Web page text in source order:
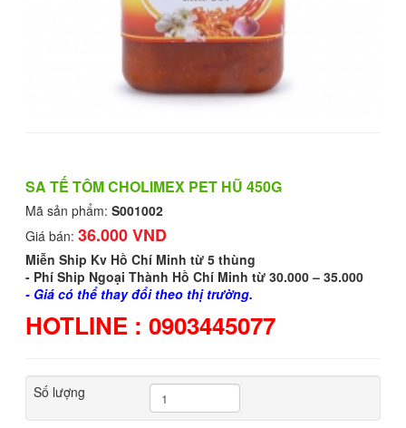
SA TẾ TÔM CHOLIMEX PET HŨ 450G
Mã sản phẩm: S001002
Giá bán: 36.000 VND
Miễn Ship Kv Hồ Chí Minh từ 5 thùng
- Phí Ship Ngoại Thành Hồ Chí Minh từ 30.000 – 35.000
- Giá có thể thay đổi theo thị trường.
HOTLINE : 0903445077
Số lượng